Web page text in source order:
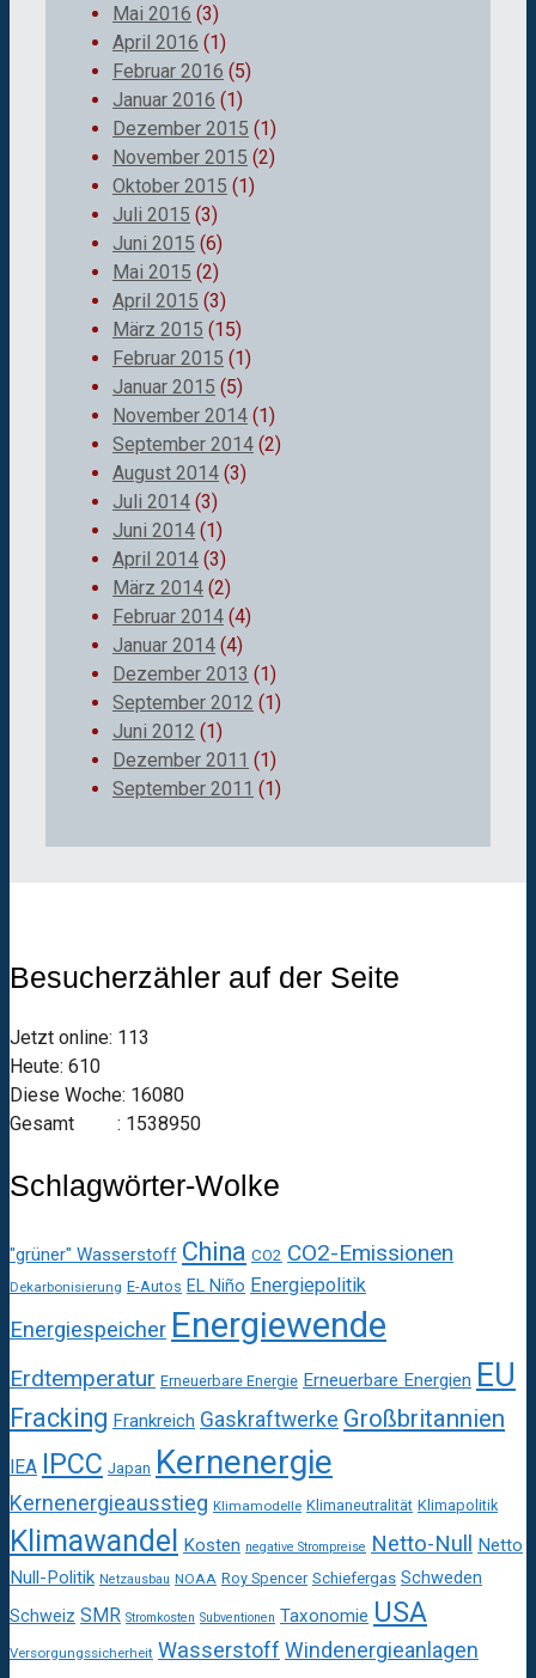
Mai 2016 (3)
April 2016 (1)
Februar 2016 (5)
Januar 2016 (1)
Dezember 2015 (1)
November 2015 (2)
Oktober 2015 (1)
Juli 2015 (3)
Juni 2015 (6)
Mai 2015 (2)
April 2015 (3)
März 2015 (15)
Februar 2015 (1)
Januar 2015 (5)
November 2014 (1)
September 2014 (2)
August 2014 (3)
Juli 2014 (3)
Juni 2014 (1)
April 2014 (3)
März 2014 (2)
Februar 2014 (4)
Januar 2014 (4)
Dezember 2013 (1)
September 2012 (1)
Juni 2012 (1)
Dezember 2011 (1)
September 2011 (1)
Besucherzähler auf der Seite
Jetzt online: 113
Heute: 610
Diese Woche: 16080
Gesamt : 1538950
Schlagwörter-Wolke
"grüner" Wasserstoff China CO2 CO2-Emissionen
Dekarbonisierung E-Autos EL Niño Energiepolitik
Energiespeicher Energiewende
Erdtemperatur Erneuerbare Energie Erneuerbare Energien EU
Fracking Frankreich Gaskraftwerke Großbritannien
IEA IPCC Japan Kernenergie
Kernenergieausstieg Klimamodelle Klimaneutralität Klimapolitik
Klimawandel Kosten negative Strompreise Netto-Null
Netto
Null-Politik Netzausbau NOAA Roy Spencer Schiefergas Schweden
Schweiz SMR Stromkosten Subventionen Taxonomie USA
Versorgungssicherheit Wasserstoff Windenergieanlagen